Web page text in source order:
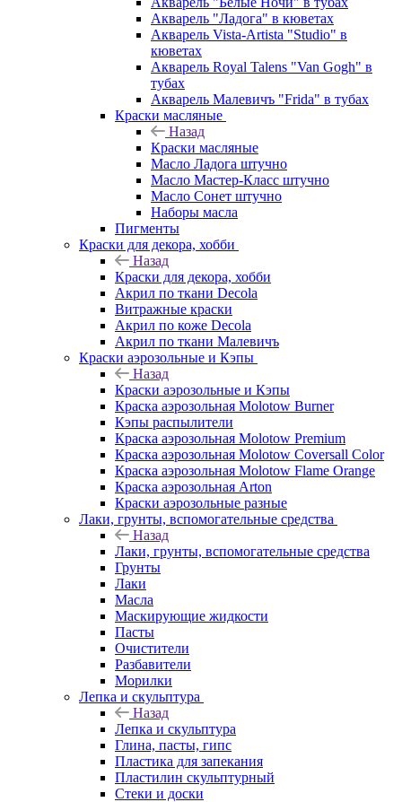
Акварель "Ладога" в кюветах
Акварель Vista-Artista "Studio" в
кюветах
Акварель Royal Talens "Van Gogh" в
тубах
Акварель Малевичъ "Frida" в тубах
Краски масляные
Назад
Краски масляные
Масло Ладога штучно
Масло Мастер-Класс штучно
Масло Сонет штучно
Наборы масла
Пигменты
Краски для декора, хобби
Назад
Краски для декора, хобби
Акрил по ткани Decola
Витражные краски
Акрил по коже Decola
Акрил по ткани Малевичъ
Краски аэрозольные и Кэпы
Назад
Краски аэрозольные и Кэпы
Краска аэрозольная Molotow Burner
Кэпы распылители
Краска аэрозольная Molotow Premium
Краска аэрозольная Molotow Coversall Color
Краска аэрозольная Molotow Flame Orange
Краска аэрозольная Arton
Краски аэрозольные разные
Лаки, грунты, вспомогательные средства
Назад
Лаки, грунты, вспомогательные средства
Грунты
Лаки
Масла
Маскирующие жидкости
Пасты
Очистители
Разбавители
Морилки
Лепка и скульптура
Назад
Лепка и скульптура
Глина, пасты, гипс
Пластика для запекания
Пластилин скульптурный
Стеки и доски